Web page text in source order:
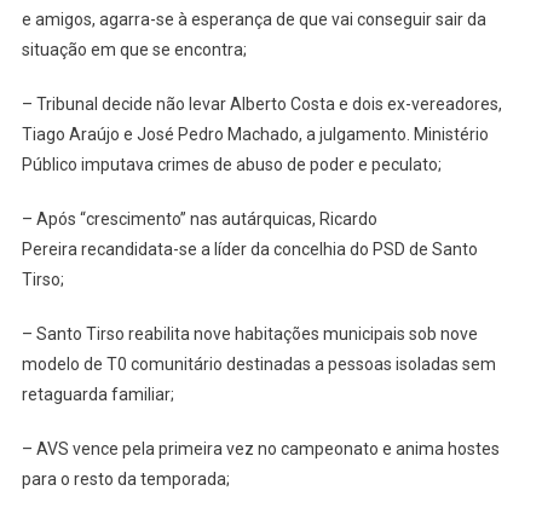
e amigos, agarra-se à esperança de que vai conseguir sair da
situação em que se encontra;
– Tribunal decide não levar Alberto Costa e dois ex-vereadores,
Tiago Araújo e José Pedro Machado, a julgamento. Ministério
Público imputava crimes de abuso de poder e peculato;
– Após “crescimento” nas autárquicas, Ricardo
Pereira recandidata-se a líder da concelhia do PSD de Santo
Tirso;
– Santo Tirso reabilita nove habitações municipais sob nove
modelo de T0 comunitário destinadas a pessoas isoladas sem
retaguarda familiar;
– AVS vence pela primeira vez no campeonato e anima hostes
para o resto da temporada;